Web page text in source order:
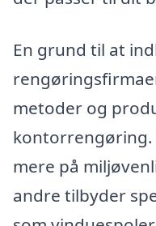
En grund til at
metoder og
kontorrengøring.
mere på
andre tilbyder